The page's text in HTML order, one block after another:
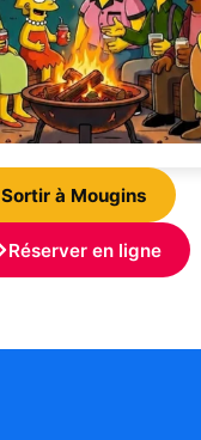
Sortir à Mougins
Réserver en ligne